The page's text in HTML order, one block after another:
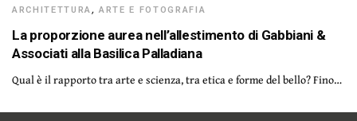
ARCHITETTURA,ARTE E FOTOGRAFIA
La proporzione aurea nell’allestimento di Gabbiani &
Associati alla Basilica Palladiana
Qual è il rapporto tra arte e scienza, tra etica e forme del bello? Fino…